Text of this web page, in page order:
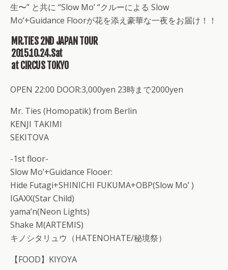
生〜” と共に “Slow Mo’ “クルーによる Slow
Mo’+Guidance Floorが花を添え豪華な一夜をお届け！！
MR.TIES 2ND JAPAN TOUR
2015.10.24.Sat
at CIRCUS TOKYO
OPEN 22:00 DOOR:3,000yen 23時まで2000yen
Mr. Ties (Homopatik) from Berlin
KENJI TAKIMI
SEKITOVA
-1st floor-
Slow Mo’+Guidance Flooer:
Hide Futagi+SHINICHI FUKUMA+OBP(Slow Mo’ )
IGAXX(Star Child)
yama’n(Neon Lights)
Shake M(ARTEMIS)
キノシタリュウ（HATENOHATE/秘境祭）
【FOOD】KIYOYA